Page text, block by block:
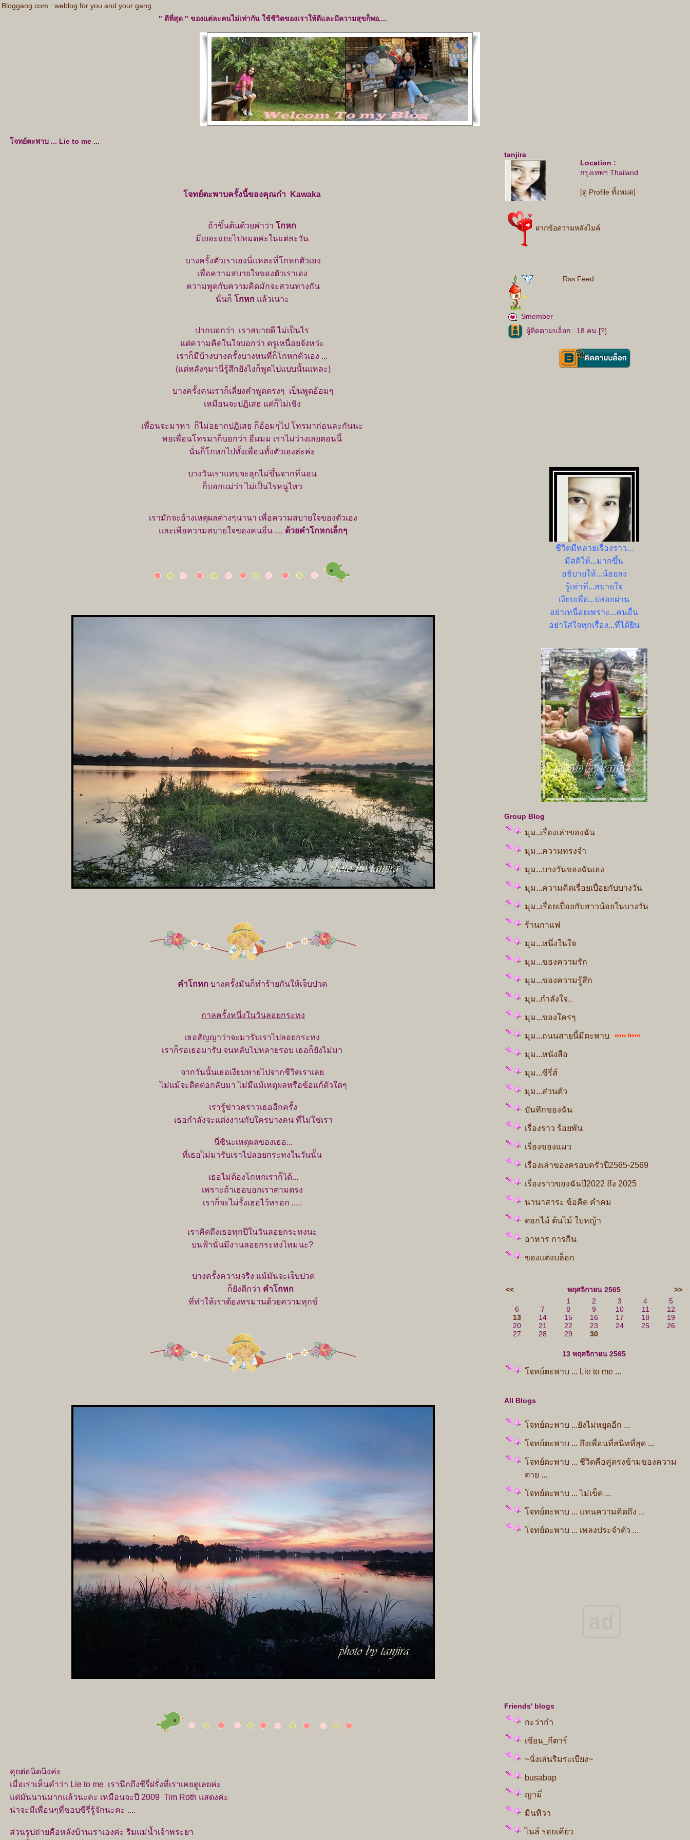
Bloggang.com : weblog for you and your gang
" ดีที่สุด " ของแต่ละคนไม่เท่ากัน ใช้ชีวิตของเราให้ดีและมีความสุขก็พอ....
จทย์ตะพาบ ... Lie to me ...
จทย์ตะพาบครั้งนี้ของคุณก๋า Kawaka
ถ้าขึ้นต้นด้วยคำว่า กหก
มีเยอะแยะไปหมดค่ะในแต่ละวัน
บางครั้งตัวเราเองนี่แหละที่โกหกตัวเอง
เพื่อความสบายใจของตัวเราเอง
ความพูดกับความคิดมักจะสวนทางกัน
นั่นก็ กหก ล้วเนาะ
ปากบอกว่า เราสบายดี ไม่เป็นไร
ต่ความคิดในใจบอกว่า ตรูเหนื่อยจังหว่ะ
เราก็มีบ้างบางครั้งบางหนที่ก็โกหกตัวเอง ...
(แต่หลังๆมานี่รู้สึกยังไงก็พูดไปแบบนั้นแหละ)
บางครั้งคนเราก็เลี่ยงคำพูดตรงๆ เป็นพูดอ้อมๆ
เหมือนจะปฏิเสธ แต่ก็ไม่เชิง
เพื่อนจะมาหา ก็ไม่อยากปฏิเสธ ก็อ้อมๆไป โทรมาก่อนละกันนะ
พอเพื่อนโทรมาก็บอกว่า อืมมม เราไม่ว่างเลยตอนนี้
นั่นก็โกหกไปทั้งเพื่อนทั้งตัวเองล่ะค่ะ
บางวันเราแทบจะลุกไม่ขึ้นจากที่นอน
ก็บอกแม่ว่า ไม่เป็นไรหนูไหว
เรามักจะอ้างเหตุผลต่างๆนานา เพื่อความสบายใจของตัวเอง
ละเพือความสบายใจของคนอื่น .... ด้วยคำโกหกเล็กๆ
คำโกหก บางครั้งมันก็ทำร้ายกันให้เจ็บปวด
กาลครั้งหนึ่งในวันลอยกระทง
เธอสัญญาว่าจะมารับเราไปลอยกระทง
เราก็รอเธอมารับ จนหลับไปหลายรอบ เธอก็ยังไม่มา
จากวันนั้นเธอเงียบหายไปจากชีวิตเราเล
ไม่แม้จะติดต่อกลับมา ไม่มีแม้เหตุผลหรือข้อแก้ตัวใดๆ
เรารู้ข่าวคราวเธออีกครั้ง
เธอกำลังจะแต่งงานกับใครบางคน ที่ไม่ใช่เรา
นี่ซินะเหตุผลของเธอ...
ที่เธอไม่มารับเราไปลอยกระทงในวันนั้น
เธอไม่ต้องโกหกเราก็ได้...
เพราะถ้าเธอบอกเราตามตรง
เราก็จะไม่รั้งเธอไว้หรอก .....
เราคิดถึงเธอทุกปีในวันลอยกระทงนะ
บนฟ้านั่นมีงานลอยกระทงไหมนะ?
บางครั้งความจริง แม้มันจะเจ็บปวด
ก็ยังดีกว่า คำโกหก
ที่ทำให้เราต้องทรมานด้วยความทุกข์
คุยต่อนิดนึงค่ะ
เมื่อเราเห็นคำว่า Lie to me เรานึกถึงซีรี่ฝรั่งที่เราเคยดูเลยค่ะ
ต่มันนานมากแล้วนะคะ เหมือนจะปี 2009 Tim Roth แสดงค่ะ
น่าจะมีเพื่อนๆที่ชอบซีรี่รู้จักนะคะ ....
ส่วนรูปถ่ายคือหลังบ้านเราเองค่ะ ริมแม่น้ำเจ้าพระยา
tanjira
Location :
กรุงเทพฯ Thailand
[ดู Profile ทั้งหมด]
ฝากข้อความหลังไมค์
Rss Feed
Smember
ผู้ติดตามบล็อก : 18 คน [?]
ชีวิตมีหลายเรื่องราว...
มีสติให้...มากขึ้น
อธิบายให้...น้อยลง
รู้เท่าที่...สบายใจ
เงียบเพื่อ...ปล่อยผ่าน
อย่าเหนื่อยเพราะ...คนอื่น
อย่าใส่ใจทุกเรื่อง...ที่ได้ยิน
Group Blog
มุม..เรื่องเล่าของฉัน
มุม...ความทรงจำ
มุม...บางวันของฉันเอง
มุม...ความคิดเรื่อยเปื่อยกับบางวัน
มุม..เรื่อยเปื่อยกับสาวน้อยในบางวัน
ร้านกาแฟ
มุม...หนึ่งในใจ
มุม...ของความรัก
มุม...ของความรู้สึก
มุม..กำลังใจ..
มุม...ของใครๆ
มุม...ถนนสายนี้มีตะพาบ
มุม...หนังสือ
มุม...ซีรี่ส์
มุม...ส่วนตัว
บันทึกของฉัน
เรื่องราว ร้อยพัน
เรื่องของแมว
เรื่องเล่าของครอบครัวปี2565-2569
เรื่องราวของฉันปี2022 ถึง 2025
นานาสาระ ข้อคิด คำคม
ดอกไม้ ต้นไม้ ใบหญ้า
อาหาร การกิน
ของแต่งบล็อก
<< พฤศจิกายน 2565
>>
1
2 3 4
5
6
7 8 9 10 11
12
13
14 15 16 17 18
19
20
21 22 23 24 25
26
27
28 29 30
13 พฤศจิกายน 2565
จทย์ตะพาบ ... Lie to me ...
All Blogs
จทย์ตะพาบ ...ยังไม่หยุดอีก ...
จทย์ตะพาบ ... ถึงเพื่อนที่สนิทที่สุด ...
จทย์ตะพาบ ... ชีวิตคือคู่ตรงข้ามของความ
ตาย ...
จทย์ตะพาบ ... ไม่เข็ด ...
จทย์ตะพาบ ... แทนความคิดถึง ...
จทย์ตะพาบ ... เพลงประจำตัว ...
จทย์ตะพาบ ... กระจกเงา ...
จทย์ตะพาบ ... รากเหง้าของความกลัว ..
จทย์ตะพาบ .... ก่อนฟ้าจะสาง ....
จทย์ตะพาบ ... เครื่องดื่มแก้วโปรด ...
จทย์ตะพาบ ... ผ่านความทุกข์ ...
จทย์ตะพาบ ... ปีศาจประจำตัว ...
จทย์ตะพาบ ... เพลงรักที่ไม่อยากร้อง ...
จทย์ตะพาบ ... โลกในสายตาของฉัน ...
Friends' blogs
กะว่าก๋า
เซียน_กีตาร์
~นั่งเล่นริมระเบียง~
busabap
ญามี่
มินทิวา
ไนล์ รอยเคียว